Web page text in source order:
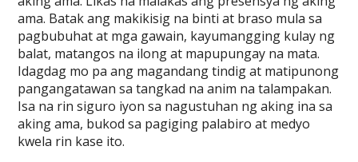
ama. Batak ang makikisig na binti at braso mula sa
pagbubuhat at mga gawain, kayumangging kulay ng
balat, matangos na ilong at mapupungay na mata.
Idagdag mo pa ang magandang tindig at matipunong
pangangatawan sa tangkad na anim na talampakan.
Isa na rin siguro iyon sa nagustuhan ng aking ina sa
aking ama, bukod sa pagiging palabiro at medyo
kwela rin kase ito.